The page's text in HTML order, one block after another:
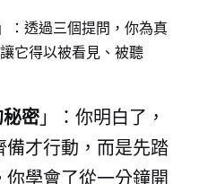
」：透過三個提問，你為真
它得以被看見、被聽
密 」：你明白了，
備才行動，而是先踏
你學會了從一分鐘開